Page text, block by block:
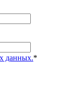
данных.*